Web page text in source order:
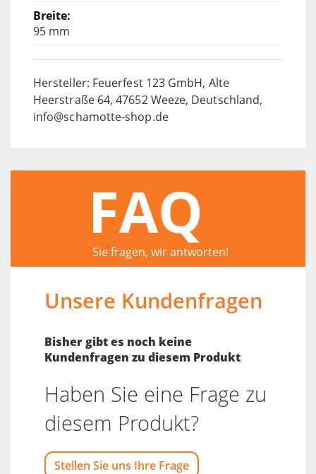
95 mm
Hersteller: Feuerfest 123 GmbH, Alte
Heerstraße 64, 47652 Weeze, Deutschland,
info@schamotte-shop.de
FAQ
Sie fragen, wir antworten!
Unsere Kundenfragen
Bisher gibt es noch keine
Kundenfragen zu diesem Produkt
Haben Sie eine Frage zu
diesem Produkt?
Stellen Sie uns Ihre Frage